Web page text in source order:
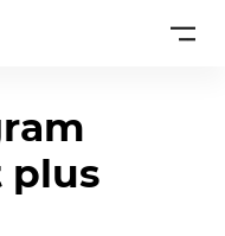
plus